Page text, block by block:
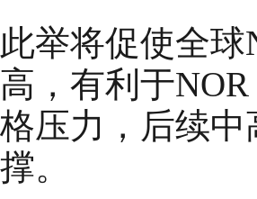
此举将促使全球
高，有利于
格压力，后续中
撑。